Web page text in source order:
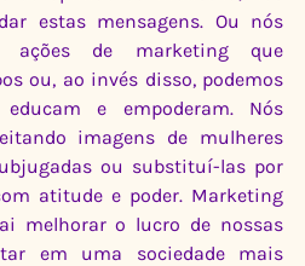
estas mensagens. Ou nós
ações de marketing que
ou, ao invés disso, podemos
e empoderam. Nós
imagens de mulheres
ou substituí-las por
atitude e poder. Marketing
melhorar o lucro de nossas
em uma sociedade mais